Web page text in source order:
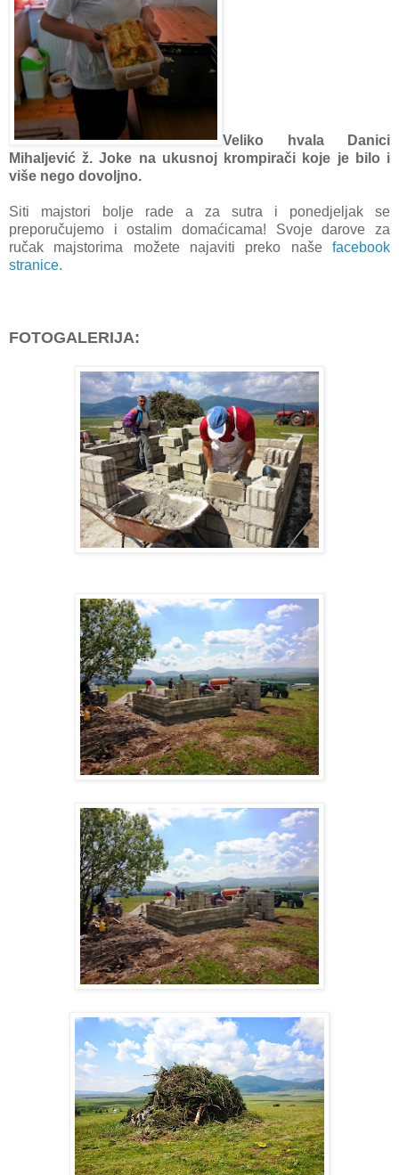
Veliko hvala Danici
Mihaljević ž. Joke na ukusnoj krompirači koje je bilo i
više nego dovoljno.
Siti majstori bolje rade a za sutra i ponedjeljak se
preporučujemo i ostalim domaćicama! Svoje darove za
ručak majstorima možete najaviti preko naše facebook
stranice.
FOTOGALERIJA: